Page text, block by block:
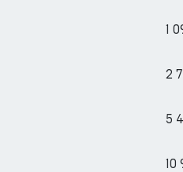
1
2
5
10